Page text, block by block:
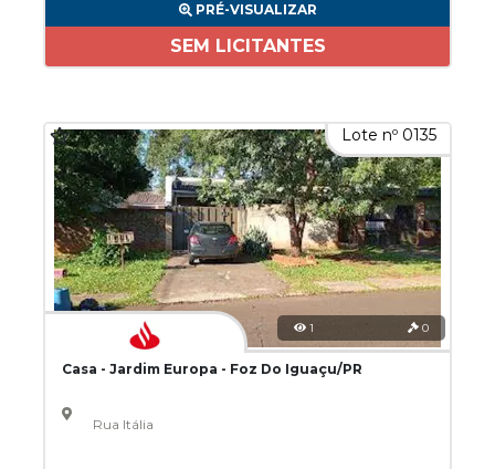
PRÉ-VISUALIZAR
SEM LICITANTES
Lote nº 0135
1 0
Casa - Jardim Europa - Foz Do Iguaçu/PR
Rua Itália